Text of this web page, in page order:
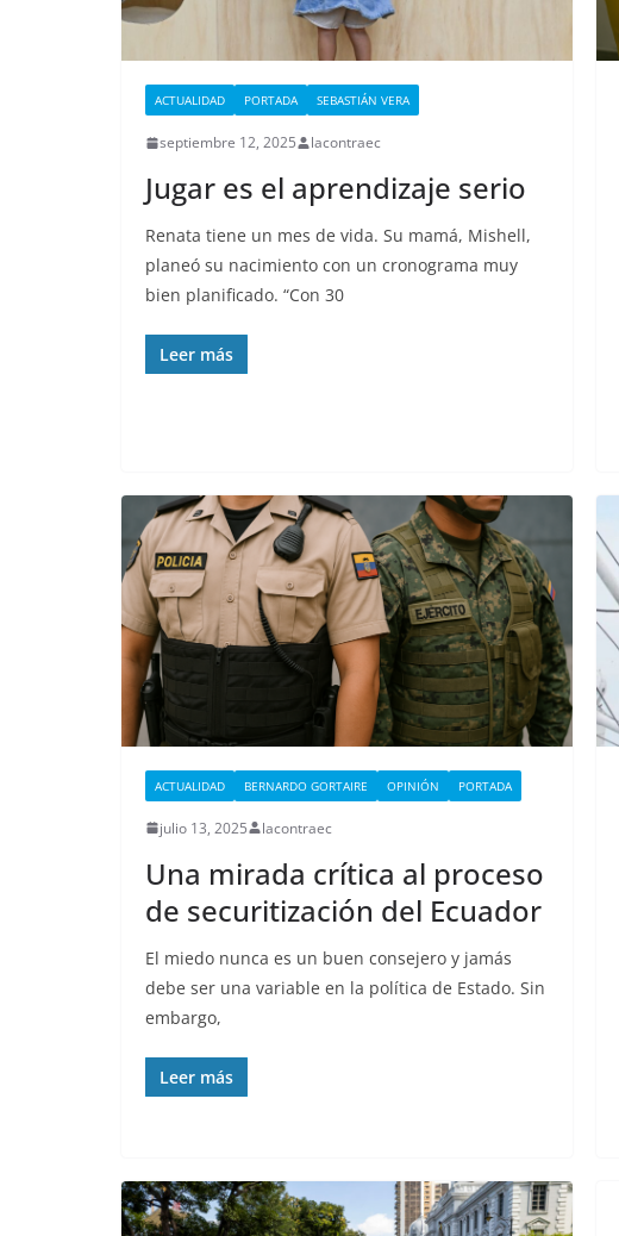
ACTUALIDAD PORTADA SEBASTIÁN VERA
septiembre 12, 2025 lacontraec
Jugar es el aprendizaje serio
Renata tiene un mes de vida. Su mamá, Mishell,
planeó su nacimiento con un cronograma muy
bien planificado. “Con 30
Leer más
ACTUALIDAD BERNARDO GORTAIRE OPINIÓN PORTADA
julio 13, 2025 lacontraec
Una mirada crítica al proceso
de securitización del Ecuador
El miedo nunca es un buen consejero y jamás
debe ser una variable en la política de Estado. Sin
embargo,
Leer más